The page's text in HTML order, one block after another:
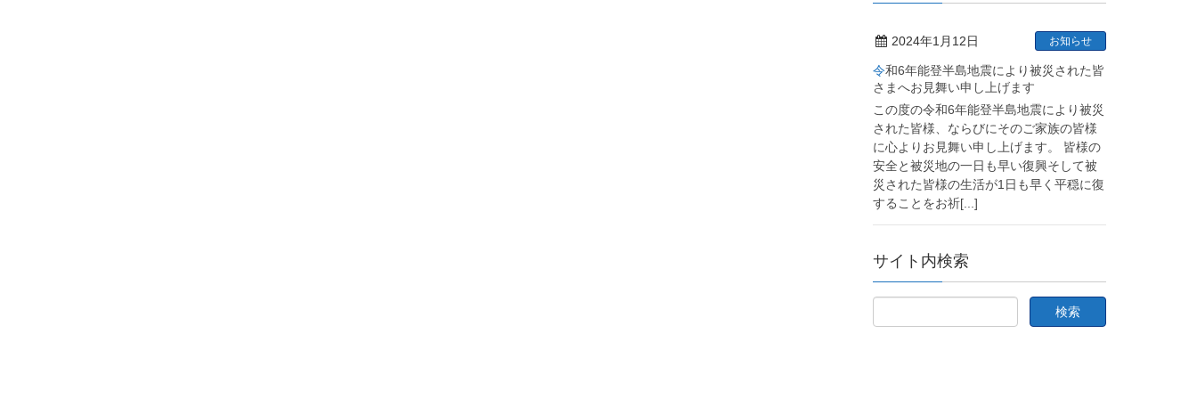
2024年1月12日 お知らせ
令和6年能登半島地震により被災された皆
さまへお見舞い申し上げます
この度の令和6年能登半島地震により被災
された皆様、ならびにそのご家族の皆様
に心よりお見舞い申し上げます。 皆様の
安全と被災地の一日も早い復興そして被
災された皆様の生活が1日も早く平穏に復
することをお祈[...]
サイト内検索